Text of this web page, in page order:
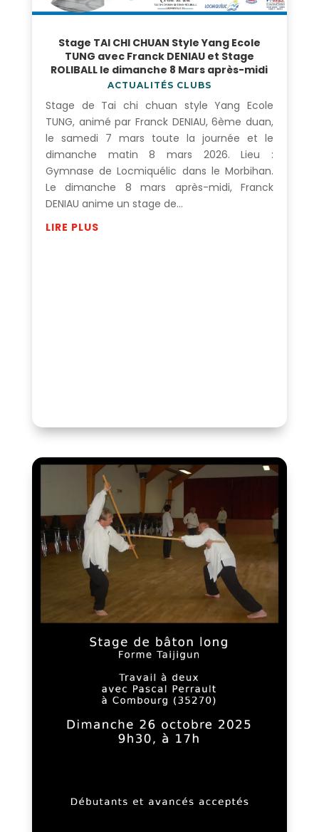
Stage TAI CHI CHUAN Style Yang Ecole
TUNG avec Franck DENIAU et Stage
ROLIBALL le dimanche 8 Mars après-midi
ACTUALITÉS CLUBS
Stage de Tai chi chuan style Yang Ecole
TUNG, animé par Franck DENIAU, 6ème duan,
le samedi 7 mars toute la journée et le
dimanche matin 8 mars 2026. Lieu :
Gymnase de Locmiquélic dans le Morbihan.
Le dimanche 8 mars après-midi, Franck
DENIAU anime un stage de...
LIRE PLUS